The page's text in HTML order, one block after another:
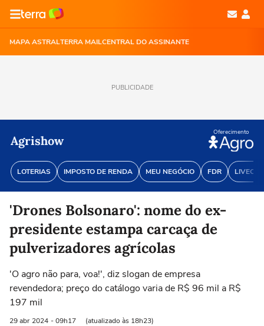
MAPA ASTRALTERRA MAILCENTRAL DO ASSINANTE
PUBLICIDADE
Agrishow
LOTERIAS IMPOSTO DE RENDA MEU NEGÓCIO FDR
Oferecimento
'Drones Bolsonaro': nome do ex-
presidente estampa carcaça de
pulverizadores agrícolas
'O agro não para, voa!', diz slogan de empresa
revendedora; preço do catálogo varia de R$ 96 mil a R$
197 mil
29 abr 2024 - 09h17 (atualizado às 18h23)